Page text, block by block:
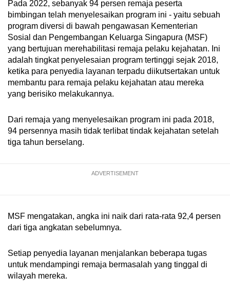
Pada 2022, sebanyak 94 persen remaja peserta
bimbingan telah menyelesaikan program ini - yaitu sebuah
program diversi di bawah pengawasan Kementerian
Sosial dan Pengembangan Keluarga Singapura (MSF)
yang bertujuan merehabilitasi remaja pelaku kejahatan. Ini
adalah tingkat penyelesaian program tertinggi sejak 2018,
ketika para penyedia layanan terpadu diikutsertakan untuk
membantu para remaja pelaku kejahatan atau mereka
yang berisiko melakukannya.
Dari remaja yang menyelesaikan program ini pada 2018,
94 persennya masih tidak terlibat tindak kejahatan setelah
tiga tahun berselang.
ADVERTISEMENT
MSF mengatakan, angka ini naik dari rata-rata 92,4 persen
dari tiga angkatan sebelumnya.
Setiap penyedia layanan menjalankan beberapa tugas
untuk mendampingi remaja bermasalah yang tinggal di
wilayah mereka.